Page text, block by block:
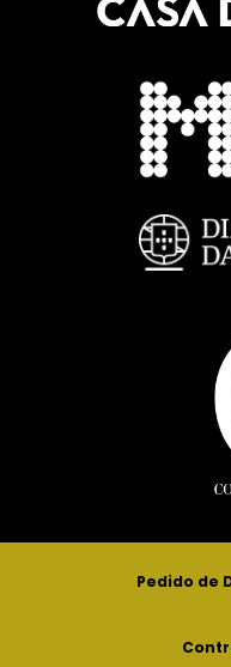
Pedido de